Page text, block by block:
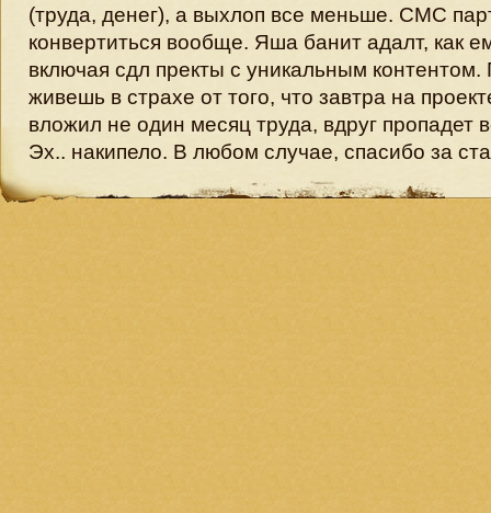
(труда, денег), а выхлоп все меньше. СМС
конвертиться вообще. Яша банит адалт, как
включая сдл пректы с уникальным контентом.
живешь в страхе от того, что завтра на
вложил не один месяц труда, вдруг пропадет
Эх.. накипело. В любом случае, спасибо за